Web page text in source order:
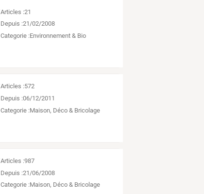
Articles :21
Depuis :21/02/2008
Categorie :Environnement & Bio
Articles :572
Depuis :06/12/2011
Categorie :Maison, Déco & Bricolage
Articles :987
Depuis :21/06/2008
Categorie :Maison, Déco & Bricolage